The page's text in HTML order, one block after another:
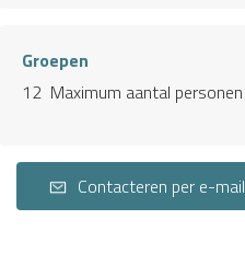
Groepen
12 Maximum aantal personen
Contacteren per e-mail